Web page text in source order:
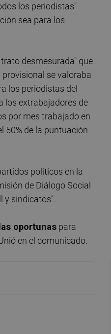
los periodistas"
sea para los
desmesurada" que
se valoraba
los periodistas del
los extrabajadores de
por mes trabajado en
50% de la puntuación
políticos en la
de Diálogo Social
y sindicatos".
oportunas para
en el comunicado.